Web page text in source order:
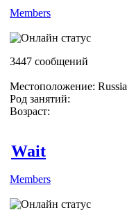
Members
3447 сообщений
Местоположение: Russia
Род занятий:
Возраст:
Wait
Members